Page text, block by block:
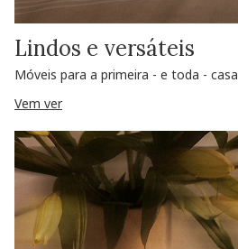
Lindos e versáteis
Móveis para a primeira - e toda - casa
Vem ver